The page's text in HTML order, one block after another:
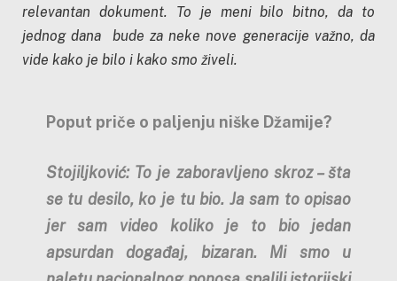
relevantan dokument. To je meni bilo bitno, da to
jednog dana bude za neke nove generacije važno, da
vide kako je bilo i kako smo živeli.
Poput priče o paljenju niške Džamije?
Stojiljković: To je zaboravljeno skroz – šta
se tu desilo, ko je tu bio. Ja sam to opisao
jer sam video koliko je to bio jedan
apsurdan događaj, bizaran. Mi smo u